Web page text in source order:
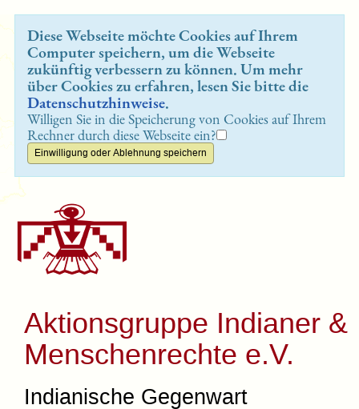
Diese Webseite möchte Cookies auf Ihrem
Computer speichern, um die Webseite
zukünftig verbessern zu können. Um mehr
über Cookies zu erfahren, lesen Sie bitte die
Datenschutzhinweise.
Willigen Sie in die Speicherung von Cookies auf Ihrem
Rechner durch diese Webseite ein?
Aktionsgruppe Indianer &
Menschenrechte e.V.
Indianische Gegenwart